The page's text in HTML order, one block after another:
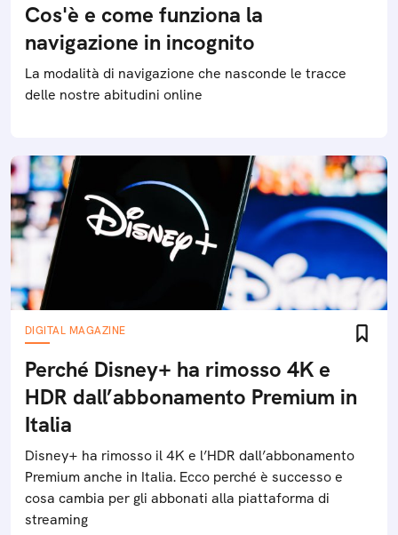
Cos'è e come funziona la
navigazione in incognito
La modalità di navigazione che nasconde le tracce
delle nostre abitudini online
DIGITAL MAGAZINE
Perché Disney+ ha rimosso 4K e
HDR dall’abbonamento Premium in
Italia
Disney+ ha rimosso il 4K e l’HDR dall’abbonamento
Premium anche in Italia. Ecco perché è successo e
cosa cambia per gli abbonati alla piattaforma di
streaming